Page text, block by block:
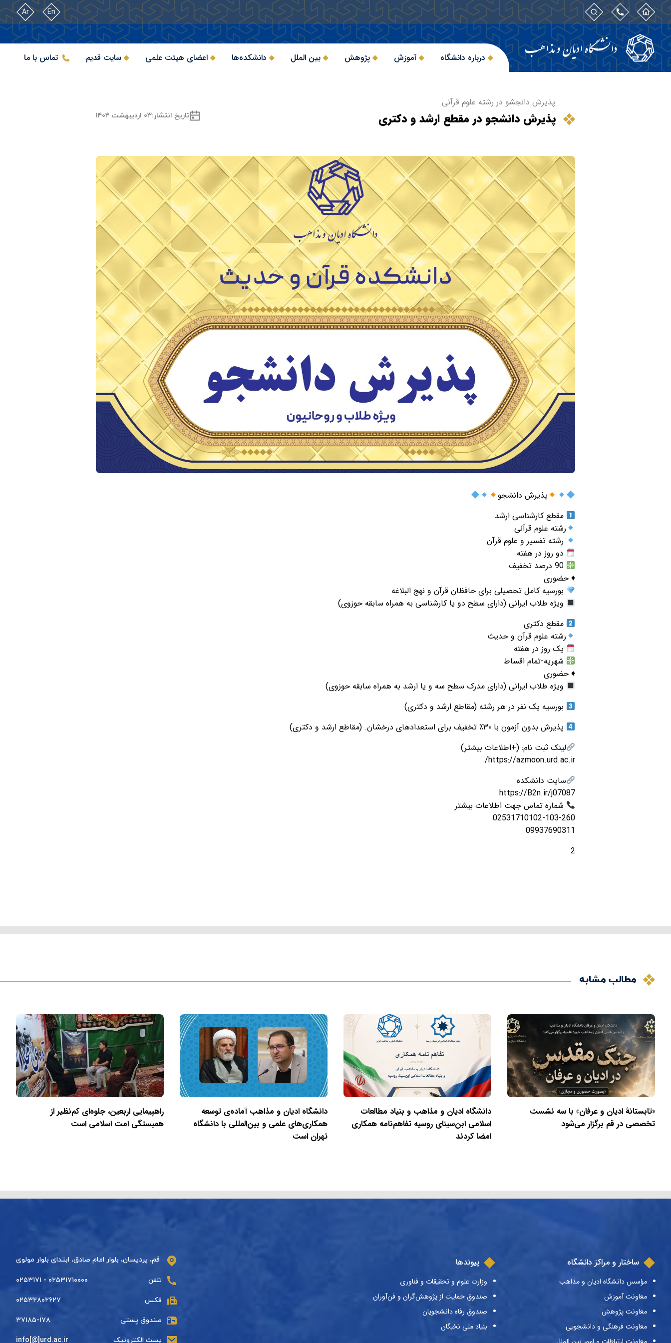
En
Ar
درباره دانشگاه آموزش پژوهش بین الملل دانشکده‌ها اعضای هیئت علمی سایت قدیم تماس با ما
پذیرش دانجشو در رشته علوم قرآنی
پذیرش دانشجو در مقطع ارشد و دکتری تاریخ انتشار:۰۳ اردیبهشت ۱۴۰۴
پذیرش دانشجو
مقطع کارشناسی ارشد
رشته علوم قرآنی
رشته تفسیر و علوم قرآن
دو روز در هفته
90 درصد تخفیف
♦️ حضوری
بورسیه کامل تحصیلی برای حافظان قرآن و نهج البلاغه
ویژه طلاب ایرانی (دارای سطح دو یا کارشناسی به همراه سابقه حوزوی)
مقطع دکتری
رشته علوم قرآن و حدیث
یک روز در هفته
شهریه-تمام اقساط
♦️ حضوری
ویژه طلاب ایرانی (دارای مدرک سطح سه و یا ارشد به همراه سابقه حوزوی)
بورسیه یک نفر در هر رشته (مقاطع ارشد و دکتری)
پذیرش بدون آزمون با ۳۰٪ تخفیف برای استعدادهای درخشان. (مقاطع ارشد و دکتری)
لینک ثبت نام: (+اطلاعات بیشتر)
https://azmoon.urd.ac.ir/
سایت دانشکده
https://B2n.ir/j07087
شماره تماس جهت اطلاعات بیشتر
02531710102-103-260
09937690311
2
مطالب مشابه
«تابستانهٔ ادیان و عرفان» با سه نشست
تخصصی در قم برگزار می‌شود
دانشگاه ادیان و مذاهب و بنیاد مطالعات
اسلامی ابن‌سینای روسیه تفاهم‌نامه همکاری
امضا کردند
دانشگاه ادیان و مذاهب آماده‌ی توسعه
همکاری‌های علمی و بین‌المللی با دانشگاه
تهران است
راهپیمایی اربعین، جلوه‌ای کم‌نظیر از
همبستگی امت اسلامی است
ساختار و مراکز دانشگاه
مؤسس دانشگاه ادیان و مذاهب
معاونت آموزش
معاونت پژوهش
معاونت فرهنگی و دانشجویی
پیوندها
وزارت علوم و تحقیقات و فناوری
صندوق حمایت از پژوهش‌گران و فن‌آوران
صندوق رفاه دانشجویان
بنیاد ملی نخبگان
قم، پردیسان، بلوار امام صادق، ابتدای بلوار مولوی
تلفن ۰۲۵۳۱۷۱۰۰۰۰ - ۰۲۵۳۱۷۱
فکس ۰۲۵۳۲۸۰۲۶۲۷
صندوق پستی ۳۷۱۸۵-۱۷۸
پست الکترونیک info[@]urd.ac.ir